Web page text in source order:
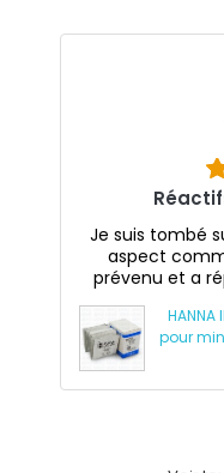
Je suis tombé
aspect
prévenu et a
HANNA
pour